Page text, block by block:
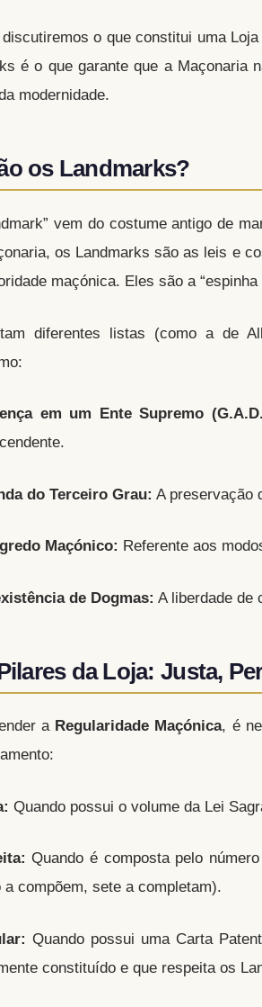
o que constitui uma
é o que garante que a Maçonaria
modernidade.
os Landmarks?
vem do costume antigo de
os Landmarks são as leis e
maçónica. Eles são a
diferentes listas (como a de
em um Ente Supremo
do Terceiro Grau: A preservação
Maçónico: Referente aos
de Dogmas: A liberdade de
da Loja: Justa,
a Regularidade Maçónica, é
Quando possui o volume da Lei
Quando é composta pelo
a compõem, sete a completam).
Quando possui uma Carta
constituído e que respeita os